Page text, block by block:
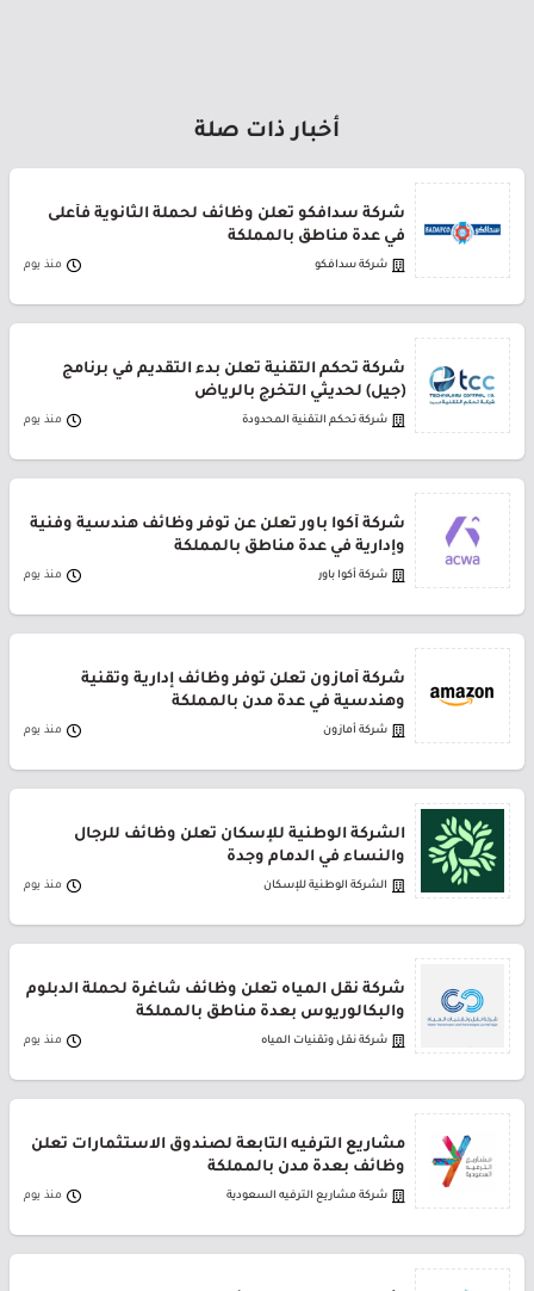
أخبار ذات صلة
شركة سدافكو تعلن وظائف لحملة الثانوية فأعلى
في عدة مناطق بالمملكة
شركة سدافكو منذ يوم
شركة تحكم التقنية تعلن بدء التقديم في برنامج
(جيل) لحديثي التخرج بالرياض
شركة تحكم التقنية المحدودة منذ يوم
شركة أكوا باور تعلن عن توفر وظائف هندسية وفنية
وإدارية في عدة مناطق بالمملكة
شركة أكوا باور منذ يوم
شركة أمازون تعلن توفر وظائف إدارية وتقنية
وهندسية في عدة مدن بالمملكة
شركة أمازون منذ يوم
الشركة الوطنية للإسكان تعلن وظائف للرجال
والنساء في الدمام وجدة
الشركة الوطنية للإسكان منذ يوم
شركة نقل المياه تعلن وظائف شاغرة لحملة الدبلوم
والبكالوريوس بعدة مناطق بالمملكة
شركة نقل وتقنيات المياه منذ يوم
مشاريع الترفيه التابعة لصندوق الاستثمارات تعلن
وظائف بعدة مدن بالمملكة
شركة مشاريع الترفيه السعودية منذ يوم